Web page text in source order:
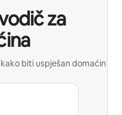
za
biti uspješan domaćin